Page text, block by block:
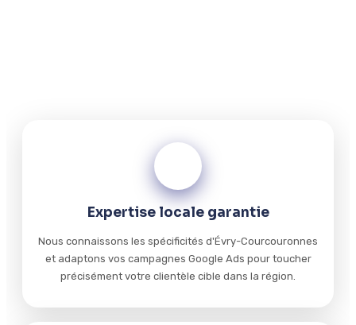
Expertise locale garantie
Nous connaissons les spécificités d'Évry-Courcouronnes
et adaptons vos campagnes Google Ads pour toucher
précisément votre clientèle cible dans la région.